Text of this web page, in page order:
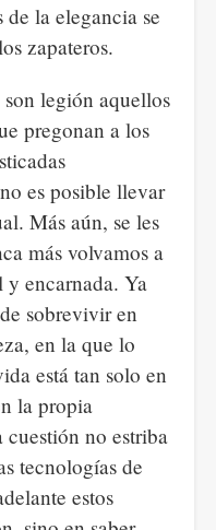
la elegancia se
zapateros.
legión aquellos
pregonan a los
es posible llevar
Más aún, se les
más volvamos a
y encarnada. Ya
sobrevivir en
en la que lo
está tan solo en
la propia
no estriba
tecnologías de
estos